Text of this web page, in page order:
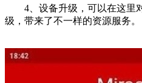
4、设备升级，可以在这里
级，带来了不一样的资源服务。